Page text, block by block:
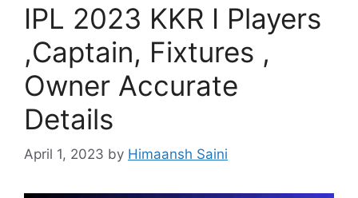
IPL 2023 KKR I Players
,Captain, Fixtures ,
Owner Accurate
Details
April 1, 2023 by Himaansh Saini